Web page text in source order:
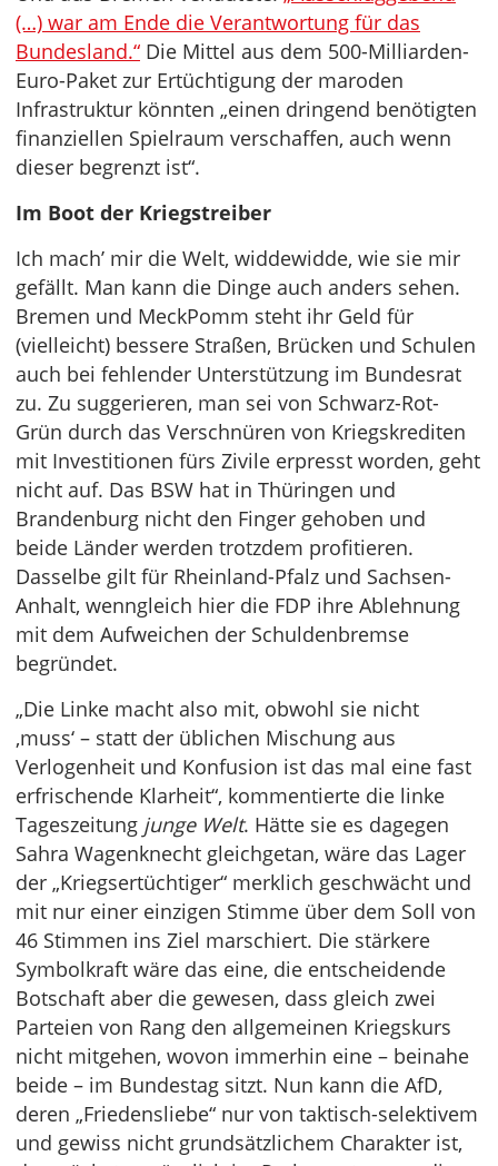
(…) war am Ende die Verantwortung für das
Bundesland.“ Die Mittel aus dem 500-Milliarden-
Euro-Paket zur Ertüchtigung der maroden
Infrastruktur könnten „einen dringend benötigten
finanziellen Spielraum verschaffen, auch wenn
dieser begrenzt ist“.
Im Boot der Kriegstreiber
Ich mach’ mir die Welt, widdewidde, wie sie mir
gefällt. Man kann die Dinge auch anders sehen.
Bremen und MeckPomm steht ihr Geld für
(vielleicht) bessere Straßen, Brücken und Schulen
auch bei fehlender Unterstützung im Bundesrat
zu. Zu suggerieren, man sei von Schwarz-Rot-
Grün durch das Verschnüren von Kriegskrediten
mit Investitionen fürs Zivile erpresst worden, geht
nicht auf. Das BSW hat in Thüringen und
Brandenburg nicht den Finger gehoben und
beide Länder werden trotzdem profitieren.
Dasselbe gilt für Rheinland-Pfalz und Sachsen-
Anhalt, wenngleich hier die FDP ihre Ablehnung
mit dem Aufweichen der Schuldenbremse
begründet.
„Die Linke macht also mit, obwohl sie nicht
‚muss‘ – statt der üblichen Mischung aus
Verlogenheit und Konfusion ist das mal eine fast
erfrischende Klarheit“, kommentierte die linke
Tageszeitung junge Welt. Hätte sie es dagegen
Sahra Wagenknecht gleichgetan, wäre das Lager
der „Kriegsertüchtiger“ merklich geschwächt und
mit nur einer einzigen Stimme über dem Soll von
46 Stimmen ins Ziel marschiert. Die stärkere
Symbolkraft wäre das eine, die entscheidende
Botschaft aber die gewesen, dass gleich zwei
Parteien von Rang den allgemeinen Kriegskurs
nicht mitgehen, wovon immerhin eine – beinahe
beide – im Bundestag sitzt. Nun kann die AfD,
deren „Friedensliebe“ nur von taktisch-selektivem
und gewiss nicht grundsätzlichem Charakter ist,